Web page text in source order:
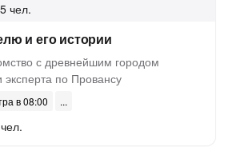
чел.
и его истории
с древнейшим городом
по Провансу
в 08:00